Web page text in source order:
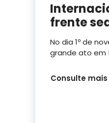
frente
No dia 1º de
grande ato em
Consulte